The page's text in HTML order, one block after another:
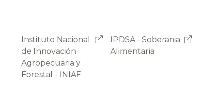
IPDSA - Soberania
Alimentaria
OAP -
Observatorio